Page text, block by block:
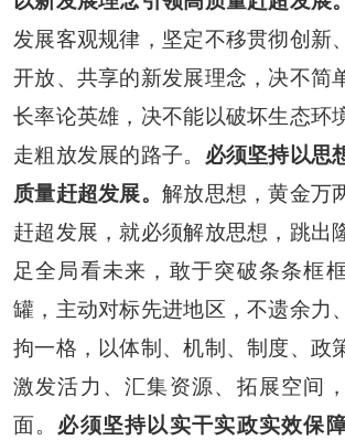
发展客观规律，坚定不移贯彻创新
开放、共享的新发展理念，决不简
长率论英雄，决不能以破坏生态环
走粗放发展的路子。 必须坚持以思
质量赶超发展。 解放思想，黄金万
赶超发展，就必须解放思想，跳出
足全局看未来，敢于突破条条框
罐，主动对标先进地区，不遗余力
拘一格，以体制、机制、制度、政
激发活力、汇集资源、拓展空间
面。 必须坚持以实干实政实效保